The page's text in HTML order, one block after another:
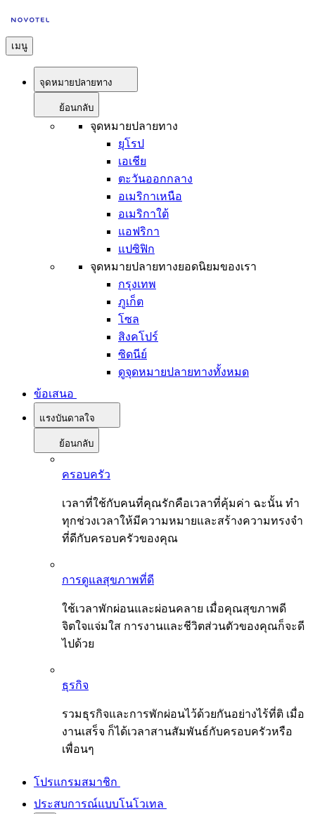
เมนู
จุดหมายปลายทาง
ย้อนกลับ
จุดหมายปลายทาง
ยุโรป
เอเชีย
ตะวันออกกลาง
อเมริกาเหนือ
อเมริกาใต้
แอฟริกา
แปซิฟิก
จุดหมายปลายทางยอดนิยมของเรา
กรุงเทพ
ภูเก็ต
โซล
สิงคโปร์
ซิดนีย์
ดูจุดหมายปลายทางทั้งหมด
ข้อเสนอ
แรงบันดาลใจ
ย้อนกลับ
ครอบครัว
เวลาที่ใช้กับคนที่คุณรักคือเวลาที่คุ้มค่า ฉะนั้น ทำ
ทุกช่วงเวลาให้มีความหมายและสร้างความทรงจำ
ที่ดีกับครอบครัวของคุณ
การดูแลสุขภาพที่ดี
ใช้เวลาพักผ่อนและผ่อนคลาย เมื่อคุณสุขภาพดี
จิตใจแจ่มใส การงานและชีวิตส่วนตัวของคุณก็จะดี
ไปด้วย
ธุรกิจ
รวมธุรกิจและการพักผ่อนไว้ด้วยกันอย่างไร้ที่ติ เมื่อ
งานเสร็จ ก็ได้เวลาสานสัมพันธ์กับครอบครัวหรือ
เพื่อนๆ
โปรแกรมสมาชิก
ประสบการณ์แบบโนโวเทล